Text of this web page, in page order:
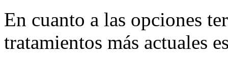
En cuanto a las opciones
tratamientos más actuales